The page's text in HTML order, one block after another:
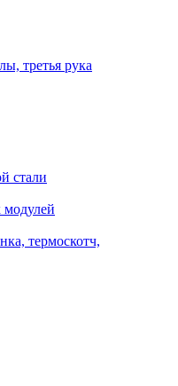
третья рука
стали
модулей
термоскотч,